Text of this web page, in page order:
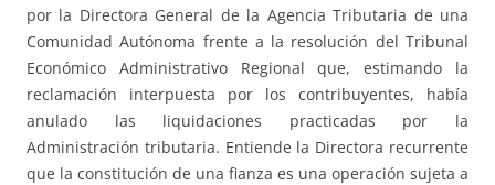
por la Directora General de la Agencia Tributaria de una
Comunidad Autónoma frente a la resolución del Tribunal
Económico Administrativo Regional que, estimando la
reclamación interpuesta por los contribuyentes, había
anulado las liquidaciones practicadas por la
Administración tributaria. Entiende la Directora recurrente
que la constitución de una fianza es una operación sujeta a